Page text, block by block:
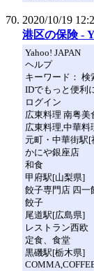
2020/10/19
港区の保険 -
Yahoo! JAPAN
ヘルプ
キーワード： 検
IDでもっと便利
ログイン
広東料理 南粤美
広東料理,中華料
元町・中華街駅[
かにや銀座店
和食
甲府駅[山梨県]
餃子専門店 四一
餃子
尾道駅[広島県]
レストラン西欧
定食、食堂
黒磯駅[栃木県]